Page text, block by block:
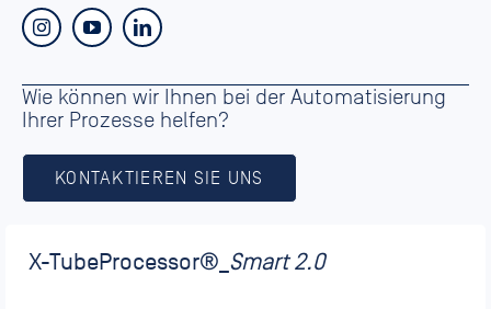
Wie können wir Ihnen bei der Automatisierung
Ihrer Prozesse helfen?
KONTAKTIEREN SIE UNS
X-TubeProcessor®_ Smart 2.0